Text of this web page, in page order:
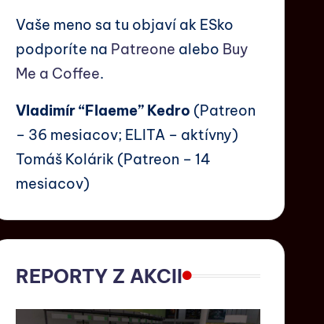
Vaše meno sa tu objaví ak ESko
podporíte na Patreone alebo Buy
Me a Coffee.
Vladimír “Flaeme” Kedro (Patreon
– 36 mesiacov; ELITA – aktívny)
Tomáš Kolárik (Patreon – 14
mesiacov)
REPORTY Z AKCII